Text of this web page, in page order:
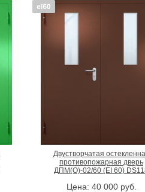
Двустворчатая
противопожарная дверь
ДПМ(О)-02/60 (EI 60)
Цена: 40 000руб.